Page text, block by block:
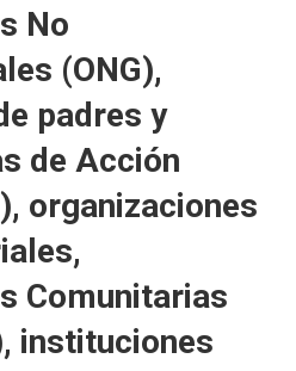
No
(ONG),
padres y
de Acción
organizaciones
Comunitarias
instituciones